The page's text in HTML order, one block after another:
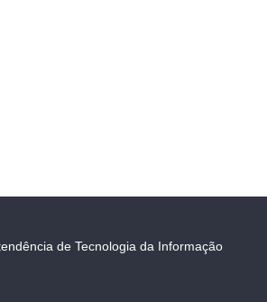
de Tecnologia da Informação